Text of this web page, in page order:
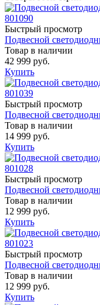
Быстрый просмотр
Подвесной
Товар в наличии
42 999 руб.
Купить
Быстрый просмотр
Подвесной
Товар в наличии
14 999 руб.
Купить
Быстрый просмотр
Подвесной
Товар в наличии
12 999 руб.
Купить
Быстрый просмотр
Подвесной
Товар в наличии
12 999 руб.
Купить